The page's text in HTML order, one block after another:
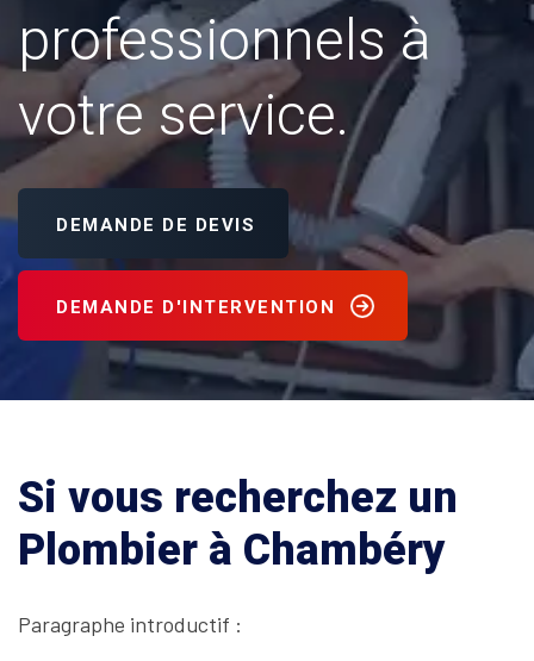
professionnels à
votre service.
DEMANDE DE DEVIS
DEMANDE D'INTERVENTION
Si vous recherchez un
Plombier à Chambéry
Paragraphe introductif :